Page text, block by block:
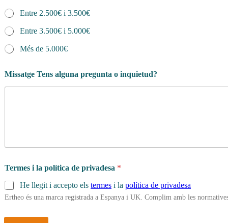
Entre 2.500€ i 3.500€
Entre 3.500€ i 5.000€
Més de 5.000€
Missatge Tens alguna pregunta o inquietud?
Termes i la política de privadesa *
He llegit i accepto els termes i la política de privadesa
Ertheo és una marca registrada a Espanya i UK. Complim amb les